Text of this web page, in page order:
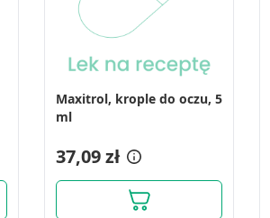
Maxitrol, krople do oczu, 5
ml
37,09 zł